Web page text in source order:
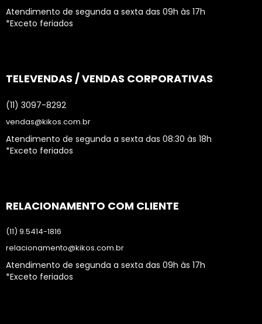
Atendimento de segunda a sexta das 09h às 17h
*Exceto feriados
TELEVENDAS / VENDAS CORPORATIVAS
(11) 3097-8292
vendas@kikos.com.br
Atendimento de segunda a sexta das 08:30 às 18h
*Exceto feriados
RELACIONAMENTO COM CLIENTE
(11) 9.5414-1816
relacionamento@kikos.com.br
Atendimento de segunda a sexta das 09h às 17h
*Exceto feriados